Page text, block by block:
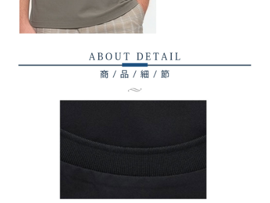
行使したい場合は、ネットプロテクションズ
にご連絡ください。上記に示した個人情報を、必要な購入注文書とあわせ
てAFTEEにご提供いただく、またはAFTEEにあなたの個人情報の収集、処